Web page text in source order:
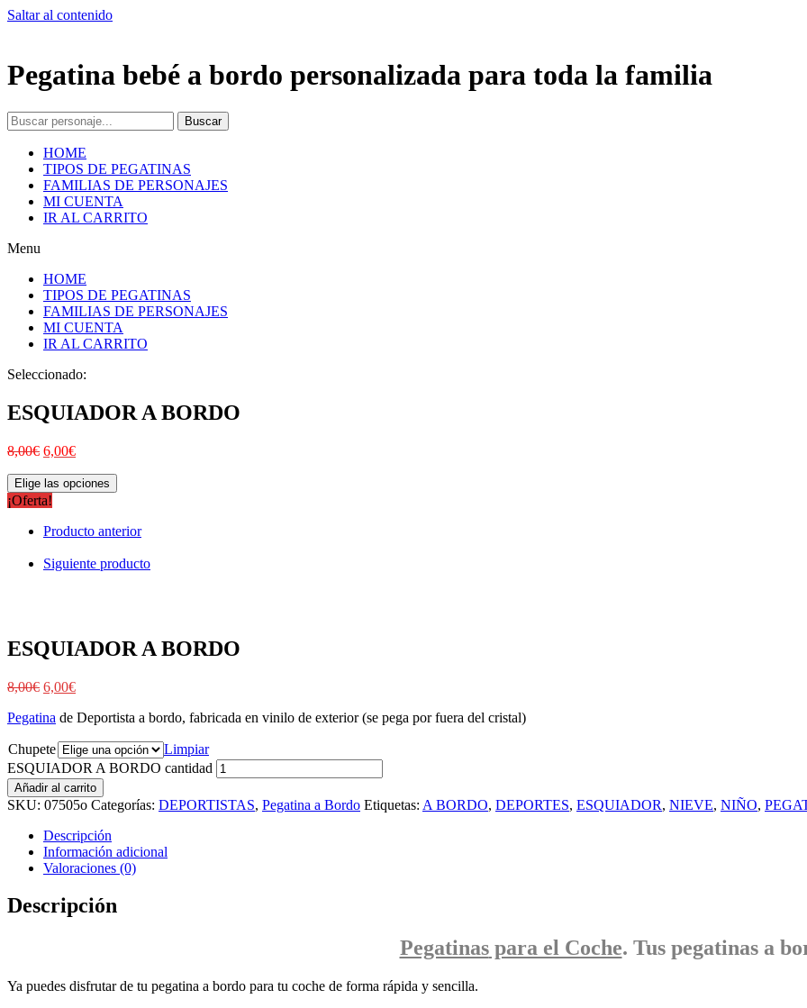
Saltar al contenido
Pegatina bebé a bordo personalizada para toda la familia
Buscar
HOME
TIPOS DE PEGATINAS
FAMILIAS DE PERSONAJES
MI CUENTA
IR AL CARRITO
Menu
HOME
TIPOS DE PEGATINAS
FAMILIAS DE PERSONAJES
MI CUENTA
IR AL CARRITO
Seleccionado:
ESQUIADOR A BORDO
8,00€ 6,00€
Elige las opciones
¡Oferta!
Producto anterior
Siguiente producto
ESQUIADOR A BORDO
8,00€ 6,00€
Pegatina de Deportista a bordo, fabricada en vinilo de exterior (se pega por fuera del cristal)
Chupete
Limpiar
ESQUIADOR A BORDO cantidad
Añadir al carrito
SKU: 07505o Categorías: DEPORTISTAS, Pegatina a Bordo Etiquetas: A BORDO, DEPORTES, ESQUIADOR, NIEVE, NIÑO,
Descripción
Información adicional
Valoraciones (0)
Descripción
Pegatinaspara el Coche. Tus pegatinasa
Ya puedes disfrutar de tu pegatina a bordo para tu coche de forma rápida y sencilla.